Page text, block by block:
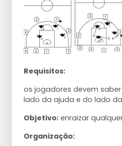
Requisitos:
os jogadores devem
lado da ajuda e do lado
Objetivo: enraizar
Organização: